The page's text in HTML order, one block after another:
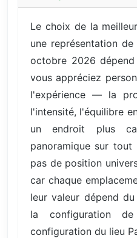
Le choix de la
une représentation
octobre 2026
vous appréciez
l'expérience — la
l'intensité, l'équilibre
un endroit plus
panoramique sur
pas de position
car chaque
leur valeur dépend
la configuration
configuration du lieu